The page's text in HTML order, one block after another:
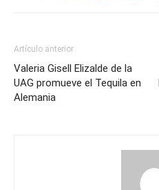
Artículo anterior
Valeria Gisell Elizalde de la
UAG promueve el Tequila en
Alemania